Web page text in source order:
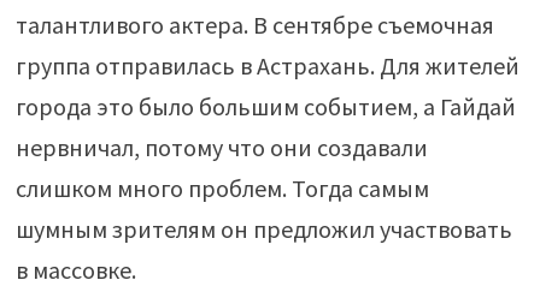
талантливого актера. В сентябре съемочная
группа отправилась в Астрахань. Для жителей
города это было большим событием, а Гайдай
нервничал, потому что они создавали
слишком много проблем. Тогда самым
шумным зрителям он предложил участвовать
в массовке.